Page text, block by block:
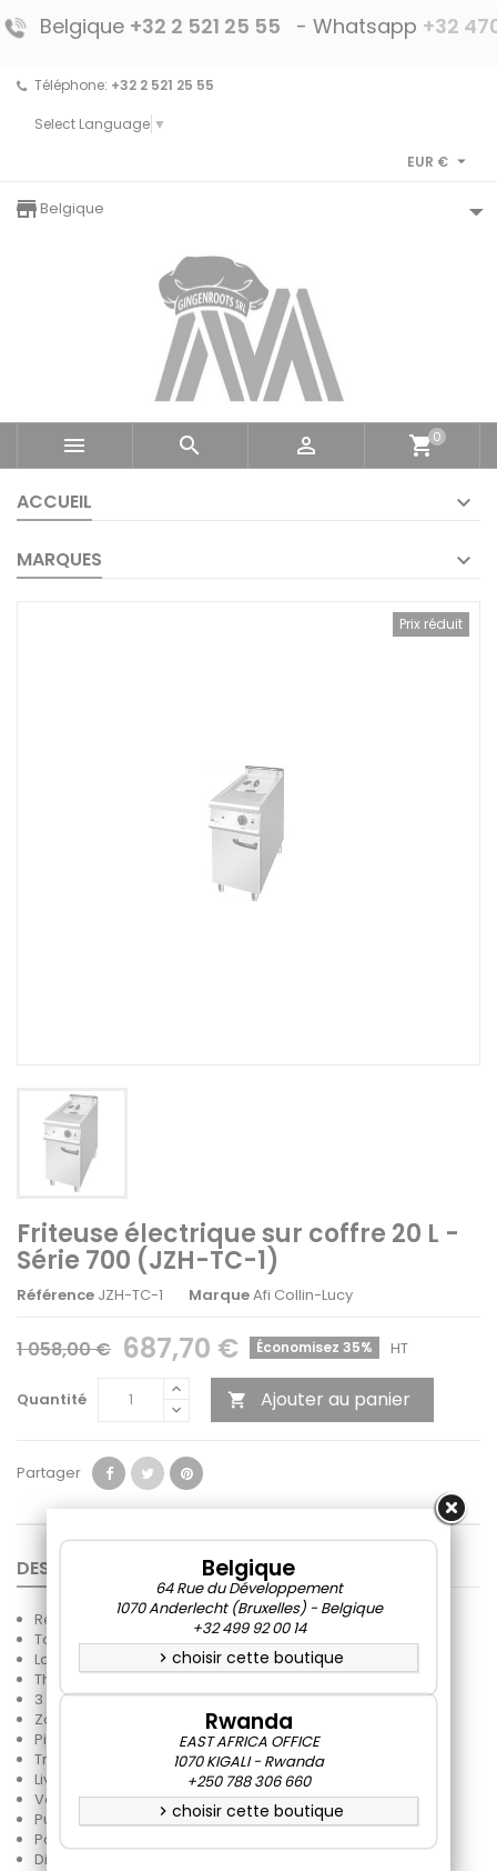
Belgique +32 2 521 25 55 - Whatsapp +32
Téléphone: +32 2 521 25 55
Select Language ▼
EUR € 
storefront
Belgique
   shopping_cart0
ACCUEIL
MARQUES
Prix réduit
Friteuse électrique sur coffre 20 L -
Série 700 (JZH-TC-1)
Référence JZH-TC-1 MarqueAfi Collin-Lucy
1 058,00 € 687,70 € Économisez 35% HT
Quantité  Ajouter au panier
Partager
DESCRIPTION DÉTAILS DU PRODUIT
Régulation thermostatique (120 à 200 C°)
Tout inox
Lampe témoin de chauffe
Thermostat de sécurité
3 résistances par cuve
Zone froide
Pieds réglables
Tri 400 V
Livrées avec 1 panier par cuve (325 x 230 x 140 mm)
Volume (litres) : 1 x 20
Puissance (kW) : 12
Poids (kg) : 53
Dim. (mm) L x P x H : 360 x 700 x 850
Belgique
64 Rue du Développement
1070 Anderlecht (Bruxelles) - Belgique
+32 499 92 00 14
chevron_right choisir cette boutique
Rwanda
EAST AFRICA OFFICE
1070 KIGALI - Rwanda
+250 788 306 660
chevron_right choisir cette boutique